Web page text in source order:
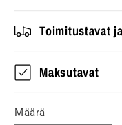
Toimitustavat
Maksutavat
Määrä